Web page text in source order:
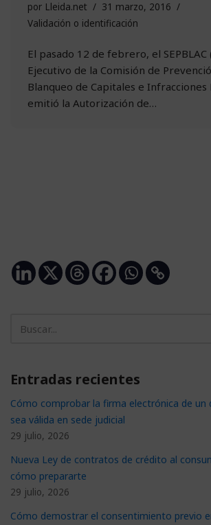
por Lleida.net
31 marzo, 2016
Validación o identificación
El pasado 12 de febrero, el SEPBLAC
Ejecutivo de la Comisión de
Blanqueo de Capitales e
emitió la Autorización de…
Entradas recientes
Cómo comprobar la firma electrónica de un
sea válida en sede judicial
29 julio, 2026
Nueva Ley de contratos de crédito al
cómo prepararte
29 julio, 2026
Cómo demostrar el consentimiento previo